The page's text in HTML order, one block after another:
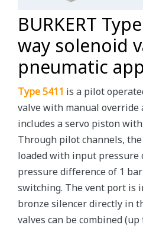
BURKERT
way solenoid
pneumatic
Type 5411 is a pilot
valve with manual override
includes a servo piston
Through pilot channels,
loaded with input pressure
pressure difference of 1
switching. The vent port is
bronze silencer directly in
valves can be combined